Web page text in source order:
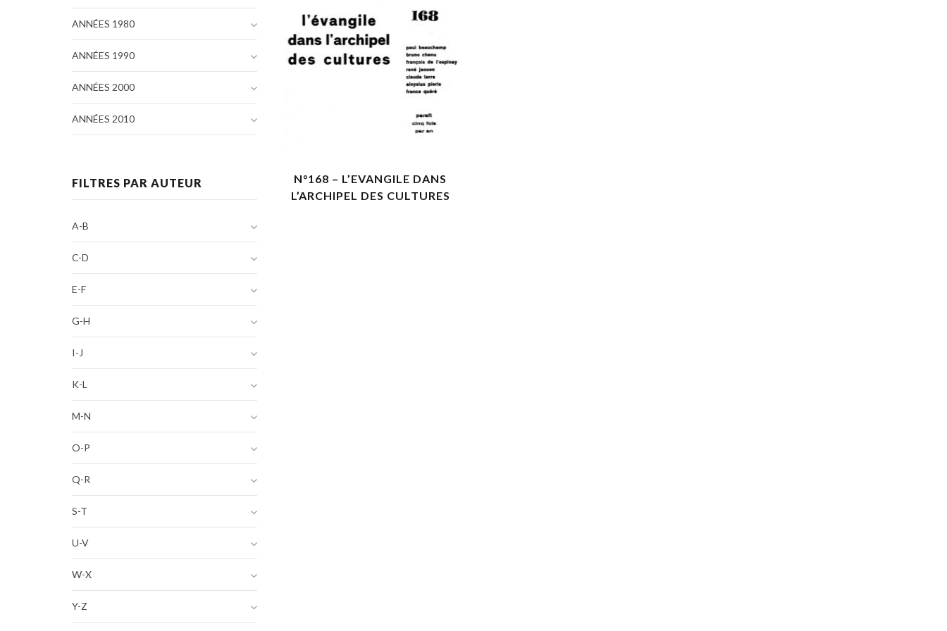
ANNÉES 1980
ANNÉES 1990
ANNÉES 2000
ANNÉES 2010
FILTRES PAR AUTEUR
A-B
C-D
E-F
G-H
I-J
K-L
M-N
O-P
Q-R
S-T
U-V
W-X
Y-Z
N°168 – L’EVANGILE DANS
L’ARCHIPEL DES CULTURES